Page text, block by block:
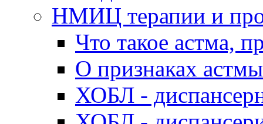
НМИЦ терапии и
Что такое астма,
О признаках
ХОБЛ -